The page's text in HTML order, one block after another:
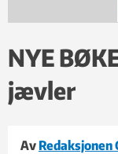
NYE
jævler
Av Redaksjonen